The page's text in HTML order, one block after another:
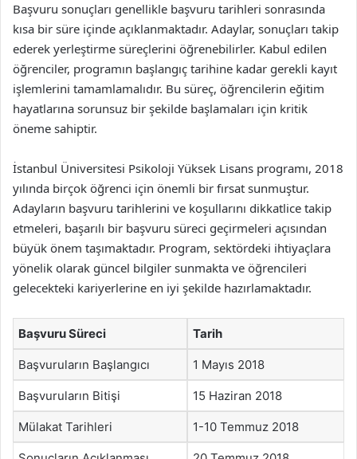
Başvuru sonuçları genellikle başvuru tarihleri sonrasında
kısa bir süre içinde açıklanmaktadır. Adaylar, sonuçları takip
ederek yerleştirme süreçlerini öğrenebilirler. Kabul edilen
öğrenciler, programın başlangıç tarihine kadar gerekli kayıt
işlemlerini tamamlamalıdır. Bu süreç, öğrencilerin eğitim
hayatlarına sorunsuz bir şekilde başlamaları için kritik
öneme sahiptir.
İstanbul Üniversitesi Psikoloji Yüksek Lisans programı, 2018
yılında birçok öğrenci için önemli bir fırsat sunmuştur.
Adayların başvuru tarihlerini ve koşullarını dikkatlice takip
etmeleri, başarılı bir başvuru süreci geçirmeleri açısından
büyük önem taşımaktadır. Program, sektördeki ihtiyaçlara
yönelik olarak güncel bilgiler sunmakta ve öğrencileri
gelecekteki kariyerlerine en iyi şekilde hazırlamaktadır.
Başvuru Süreci Tarih
Başvuruların Başlangıcı 1 Mayıs 2018
Başvuruların Bitişi 15 Haziran 2018
Mülakat Tarihleri 1-10 Temmuz 2018